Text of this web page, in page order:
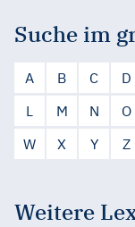
Suche im
A B C D
L
M N O
W
X Y Z
Weitere